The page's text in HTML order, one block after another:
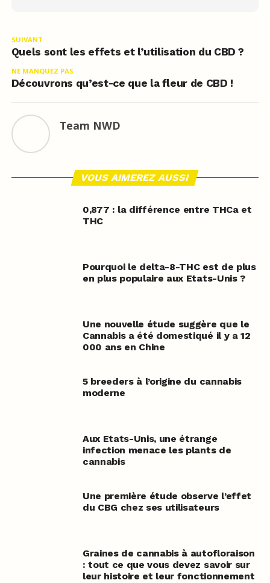
SUIVANT
Quels sont les effets et l’utilisation du CBD ?
NE MANQUEZ PAS
Découvrons qu’est-ce que la fleur de CBD !
Team NWD
VOUS AIMEREZ AUSSI
0,877 : la différence entre THCa et
THC
Pourquoi le delta-8-THC est de plus
en plus populaire aux Etats-Unis ?
Une nouvelle étude suggère que le
Cannabis a été domestiqué il y a 12
000 ans en Chine
5 breeders à l’origine du cannabis
moderne
Aux Etats-Unis, une étrange
infection menace les plants de
cannabis
Une première étude observe l’effet
du CBG chez ses utilisateurs
Graines de cannabis à autofloraison
: tout ce que vous devez savoir sur
leur histoire et leur fonctionnement